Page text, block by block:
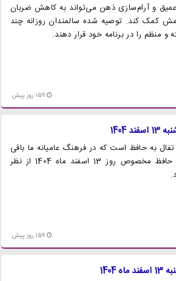
و آرام‌سازی ذهن می‌تواند به کاهش ضربان
کمک کند. توصیه شده سالمندان روزانه چند
منظم را در برنامه خود قرار دهند.
159 روز پیش
1404
به حافظ است که در فرهنگ عامیانه ما باقی
مانده‌است. در ادامه فال حافظ مخصوص روز 13 اسفند ماه 1404 از نظر
159 روز پیش